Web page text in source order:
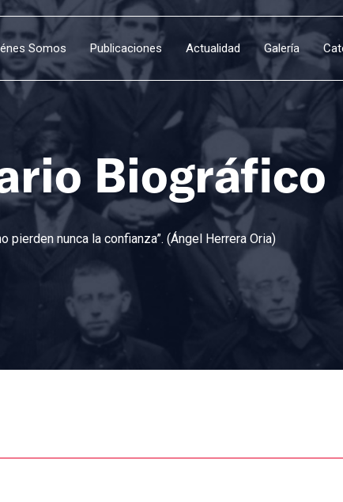
Somos Publicaciones Actualidad Galería
Biográfico
nunca la confianza”. (Ángel Herrera Oria)